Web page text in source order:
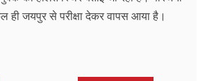
ही जयपुर से परीक्षा देकर वापस आया है।